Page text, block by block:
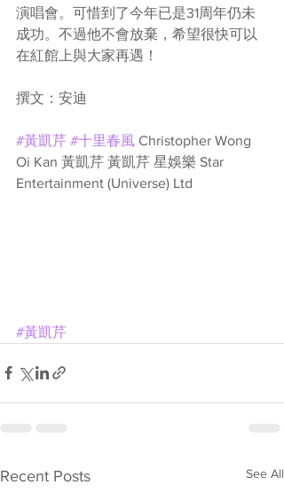
演唱會。可惜到了今年已是31周年仍未
成功。不過他不會放棄，希望很快可以
在紅館上與大家再遇！
撰文：安迪
#黃凱芹 #十里春風 Christopher Wong
Oi Kan 黃凱芹 黃凱芹 星娛樂 Star
Entertainment (Universe) Ltd
#黃凱芹
Recent Posts See All